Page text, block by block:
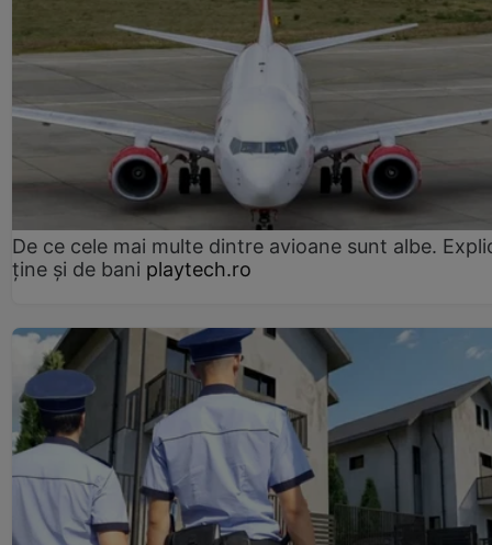
De ce cele mai multe dintre avioane sunt albe.
ține și de bani playtech.ro